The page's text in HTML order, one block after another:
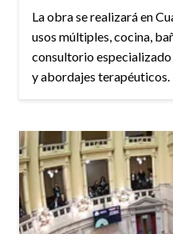
La obra se realizará en
usos múltiples, cocina,
consultorio
y abordajes terapéuticos.